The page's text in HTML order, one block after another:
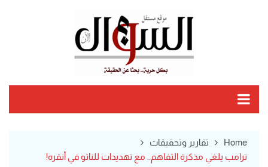
Home
تقارير وتحقيقات
ترامب يلغي مذكرة التفاهم.. مع تهديدات للناتو في أنقره!